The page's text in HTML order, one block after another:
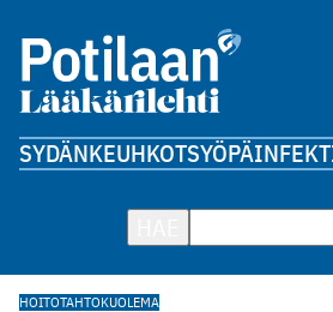
SYDÄNKEUHKOTSYÖPÄ
HOITOTAHTOKUOLEMA